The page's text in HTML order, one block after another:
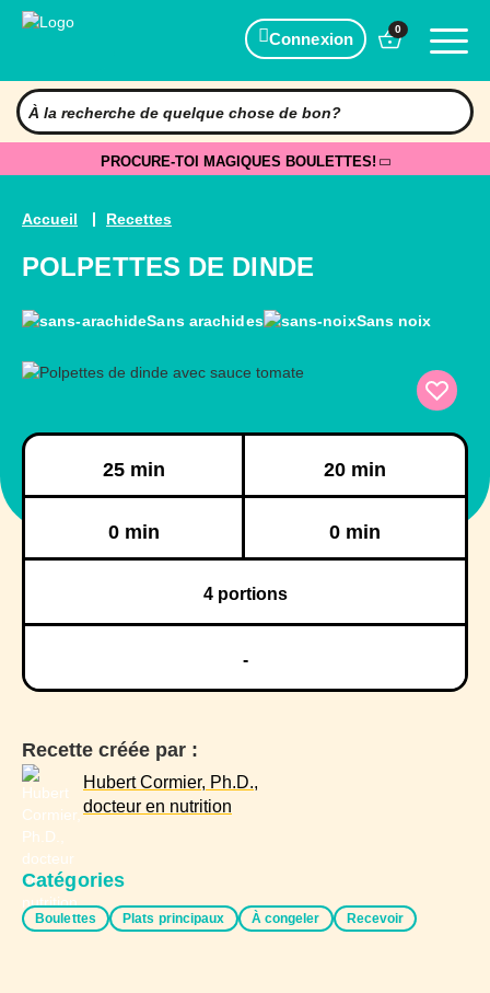
Connexion
0
PROCURE-TOI MAGIQUES BOULETTES!
Accueil Recettes
POLPETTES DE DINDE
Sans arachides Sans noix
25 min 20 min
0 min 0 min
4portions
-
Recette créée par :
Hubert Cormier, Ph.D.,
docteur en nutrition
Catégories
Boulettes Plats principaux À congeler Recevoir